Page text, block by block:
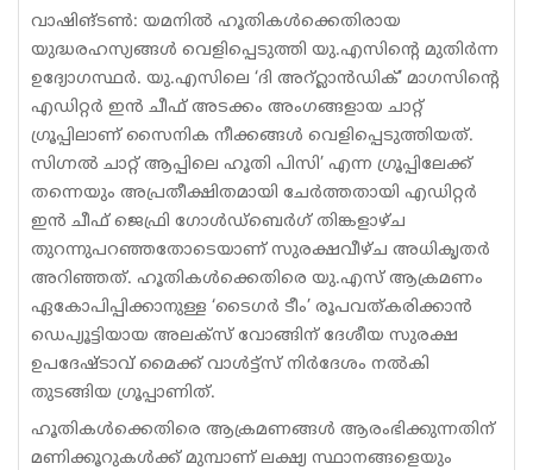
വാഷിങ്ടൺ: യമനിൽ ഹൂതികൾക്കെതിരായ
യുദ്ധരഹസ്യങ്ങൾ വെളിപ്പെടുത്തി യു.എസിന്റെ മുതിർന്ന
ഉദ്യോഗസ്ഥർ. യു.എസിലെ ‘ദി അറ്റ്ലാൻഡിക്’ മാഗസിന്റെ
എഡിറ്റർ ഇൻ ചീഫ് അടക്കം അംഗങ്ങളായ ചാറ്റ്
ഗ്രൂപ്പിലാണ് സൈനിക നീക്കങ്ങൾ വെളിപ്പെടുത്തിയത്.
സിഗ്നൽ ചാറ്റ് ആപ്പിലെ ഹൂതി പിസി’ എന്ന ഗ്രൂപ്പിലേക്ക്
തന്നെയും അപ്രതീക്ഷിതമായി ചേർത്തതായി എഡിറ്റർ
ഇൻ ചീഫ് ജെഫ്രി ഗോൾഡ്ബെർഗ് തിങ്കളാഴ്ച
തുറന്നുപറഞ്ഞതോടെയാണ് സുരക്ഷവീഴ്ച അധികൃതർ
അറിഞ്ഞത്. ഹൂതികൾക്കെതിരെ യു.എസ് ആക്രമണം
ഏകോപിപ്പിക്കാനുള്ള ‘ടൈഗർ ടീം’ രൂപവത്കരിക്കാൻ
ഡെപ്യൂട്ടിയായ അലക്സ് വോങ്ങിന് ദേശീയ സുരക്ഷ
ഉപദേഷ്ടാവ് മൈക്ക് വാൾട്ട്സ് നിർദേശം നൽകി
തുടങ്ങിയ ഗ്രൂപ്പാണിത്.
ഹൂതികൾക്കെതിരെ ആക്രമണങ്ങൾ ആരംഭിക്കുന്നതിന്
മണിക്കൂറുകൾക്ക് മുമ്പാണ് ലക്ഷ്യ സ്ഥാനങ്ങളെയും